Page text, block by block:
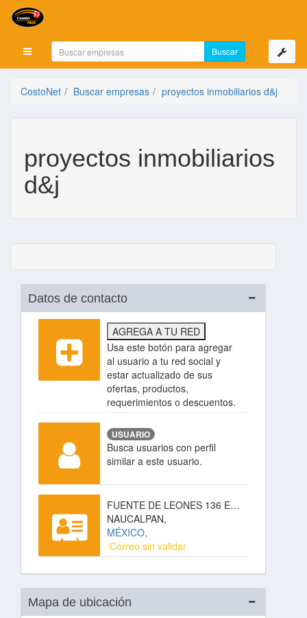
Mostrar menú
CostoNet Buscar empresas proyectos inmobiliarios d&j
proyectos inmobiliarios
d&j
Datos de contacto
AGREGA A TU RED
Usa este botón para agregar
al usuario a tu red social y
estar actualizado de sus
ofertas, productos,
requerimientos o descuentos.
USUARIO
Busca usuarios con perfil
similar a este usuario.
FUENTE DE LEONES 136 EXPLANADA DE LAS FUENTES,
NAUCALPAN,
MÉXICO,
Correo sin validar
Mapa de ubicación